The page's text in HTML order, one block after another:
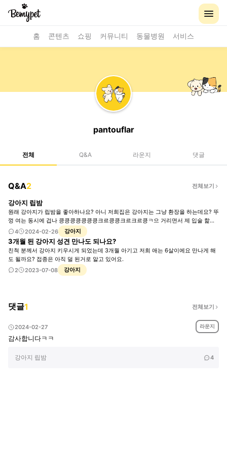
홈 콘텐츠 쇼핑 커뮤니티 동물병원 서비스
pantouflar
전체 Q&A 라운지 댓글
Q&A2 전체보기
강아지 립밤
원래 강아지가 립밤을 좋아하나요? 아니 저희집은 강아지는 그냥 환장을 하는데요? 뚜
껑 여는 동시에 겁나 킁킁킁킁킁킁킁크르킁킁크르크르킁ㅋ으 거리면서 제 입술 핥고
난리 나요 립밤 손등에 살짝 발라주면 계속 핥는데 줘도 되겠죠? 참고로 카밀 비건 립
밤 클래식입니다
4 2024-02-26 강아지
3개월 된 강아지 성견 만나도 되나요?
친척 분께서 강아지 키우시게 되었는데 3개월 아기고 저희 애는 6살이에요 만나게 해
도 될까요? 접종은 아직 덜 된거로 알고 있어요.
2
2023-07-08 강아지
댓글1 전체보기
2024-02-27 라운지
감사합니다ㅋㅋ
강아지 립밤 4